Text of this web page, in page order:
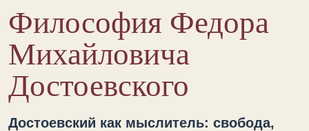
Философия Федора
Михайловича
Достоевского
Достоевский как мыслитель: свобода,